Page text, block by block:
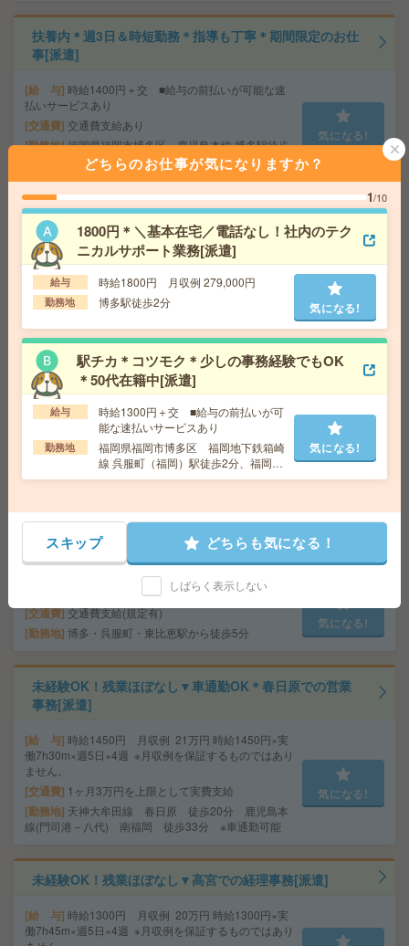
扶養内＊週3日＆時短勤務＊指導も丁寧＊期間限定のお仕
事[派遣]
給 与 時給1400円＋交 ■給与の前払いが可能な速
払いサービスあり
交通費 交通費支給あり
勤務地 福岡県福岡市博多区 鹿児島本線 博多駅徒歩
15分、福岡地下鉄空港線 東比恵駅徒歩10分
気になる!
週1日から3日在宅あり＊時給1600円＊大手Gr＊未経験O
K[派遣]
給 与 時給1600円＋交 【月収例】266,000円～ ■
給与の前払いが可能な速払いサービスあり
交通費 交通費支給あり
3分、福岡地下鉄空港線 祇園（福岡）駅徒歩10分
気になる!
【100名募集！＊週3からOK】健康診断の結果入力のお仕
事[派遣]
給 与 1600～1800 ★日払い・給与前払いOK
別途支給有
気になる!
【週2・4時間～OK】博多駅内の落とし物のデータ入力＊
急募20名[派遣]
交通費 交通費支給(規定有)
勤務地 博多・呉服町・東比恵駅から徒歩5分
気になる!
未経験OK！残業ほぼなし▼車通勤OK＊春日原での営業
事務[派遣]
給 与 時給1450円 月収例 21万円 時給1450円×実
働7h30m×週5日×4週 ※月収例を保証するものではあり
ません。
交通費 1ヶ月3万円を上限として実費支給
勤務地 天神大牟田線 春日原 徒歩20分 鹿児島本
線(門司港－八代) 南福岡 徒歩33分 ※車通勤可能
気になる!
未経験OK！残業ほぼなし▼高宮での経理事務[派遣]
給 与 時給1300円 月収例 20万円 時給1300円×実
働7h45m×週5日×4週 ※月収例を保証するものではあり
どちらのお仕事が気になりますか？
1/10
1800円＊＼基本在宅／電話なし！社内のテク
ニカルサポート業務[派遣]
給与 時給1800円 月収例 279,000円
勤務地 博多駅徒歩2分 気になる!
駅チカ＊コツモク＊少しの事務経験でもOK
＊50代在籍中[派遣]
給与
時給1300円＋交 ■給与の前払いが可
能な速払いサービスあり
勤務地
福岡県福岡市博多区 福岡地下鉄箱崎
線 呉服町（福岡）駅徒歩2分、福岡地
下鉄空港線 中洲川端駅徒歩4分
気になる!
スキップ どちらも気になる！
しばらく表示しない